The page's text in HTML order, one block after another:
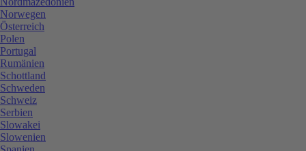
Norwegen
Österreich
Polen
Portugal
Rumänien
Schottland
Schweden
Schweiz
Serbien
Slowakei
Slowenien